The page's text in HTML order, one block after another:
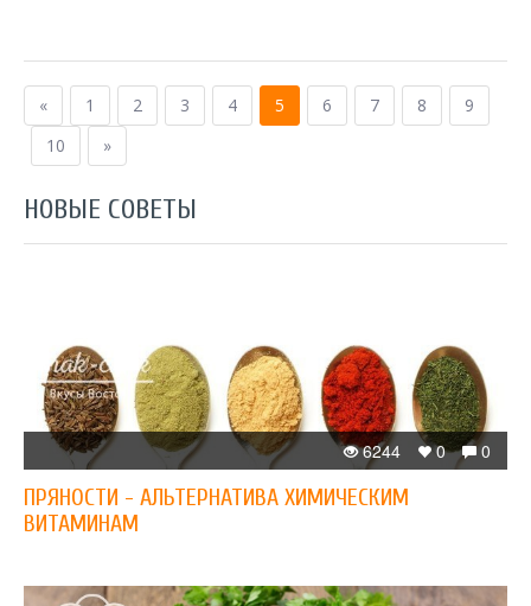
« 1 2 3 4 5 6 7 8
9
10
»
НОВЫЕ СОВЕТЫ
0
0
6244
ПРЯНОСТИ - АЛЬТЕРНАТИВА ХИМИЧЕСКИМ
ВИТАМИНАМ